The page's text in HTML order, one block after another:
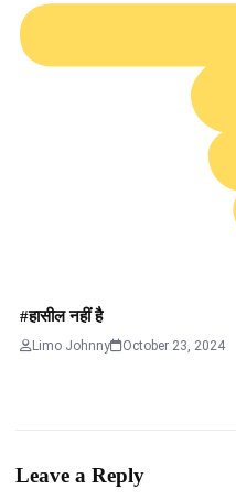
#हासील नहीं है
Limo Johnny October 23, 2024
Leave a Reply